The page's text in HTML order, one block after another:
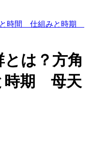
と時間 仕組みと時期
は？方角
時期 母天